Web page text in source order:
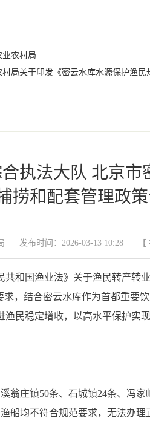
农村局
局关于印发《密云水库水源保护渔
执法大队 北京
捞和配套管理政
发布时间：2026-03-13 10:28
和国渔业法》关于渔民转产转
，结合密云水库作为首都重要
民稳定增收，以高水平保护实
翁庄镇50条、石城镇24条、冯
船均不符合规范要求，无法办理